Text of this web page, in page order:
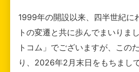
1999年の開設以来、四半世紀に
トの変遷と共に歩んでまいりま
トコム」でございますが、この
り、2026年2月末日をもちまし